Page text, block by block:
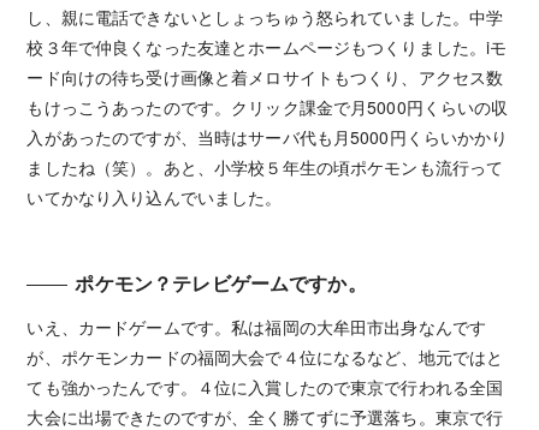
し、親に電話できないとしょっちゅう怒られていました。中学
校３年で仲良くなった友達とホームページもつくりました。iモ
ード向けの待ち受け画像と着メロサイトもつくり、アクセス数
もけっこうあったのです。クリック課金で月5000円くらいの収
入があったのですが、当時はサーバ代も月5000円くらいかかり
ましたね（笑）。あと、小学校５年生の頃ポケモンも流行って
いてかなり入り込んでいました。
ポケモン？テレビゲームですか。
いえ、カードゲームです。私は福岡の大牟田市出身なんです
が、ポケモンカードの福岡大会で４位になるなど、地元ではと
ても強かったんです。４位に入賞したので東京で行われる全国
大会に出場できたのですが、全く勝てずに予選落ち。東京で行